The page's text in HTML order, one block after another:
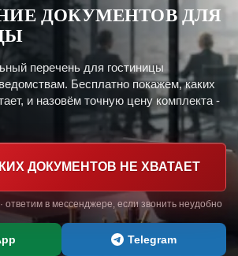
ДОКУМЕНТОВ ДЛЯ
перечень для гостиницы
Бесплатно покажем, каких
и назовём точную цену комплекта -
ДОКУМЕНТОВ НЕ ХВАТАЕТ
ответим в мессенджере, если звонить неудобно
Telegram